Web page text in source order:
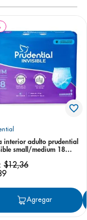
Agregar
interior adulto prudential
small/medium 18
$12,36
Agregar